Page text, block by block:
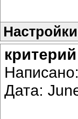
Написано:
Дата: